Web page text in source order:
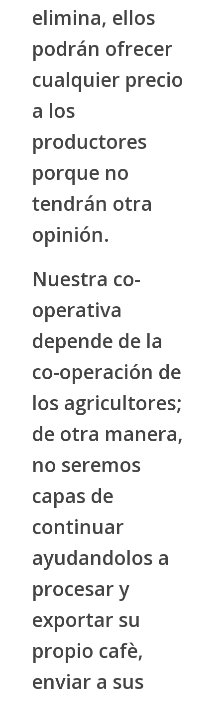
elimina, ellos
podrán ofrecer
cualquier precio
a los
productores
porque no
tendrán otra
opinión.
Nuestra co-
operativa
depende de la
co-operación de
los agricultores;
de otra manera,
no seremos
capas de
continuar
ayudandolos a
procesar y
exportar su
propio cafè,
enviar a sus